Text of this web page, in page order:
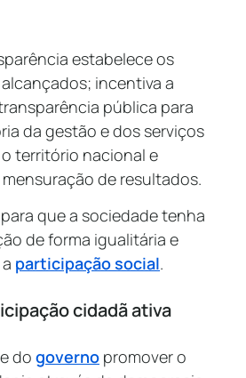
estabelece os
incentiva a
pública para
da gestão e dos serviços
território nacional e
de resultados.
que a sociedade tenha
de forma igualitária e
participação social.
cidadã ativa
do governo promover o